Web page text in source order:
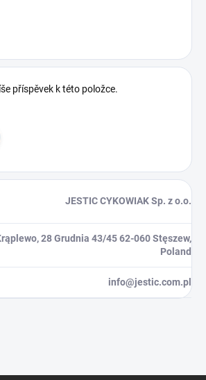
příspěvek k této položce.
JESTIC CYKOWIAK Sp. z o.o.
28 Grudnia 43/45 62-060 Stęszew,
Poland
info@jestic.com.pl